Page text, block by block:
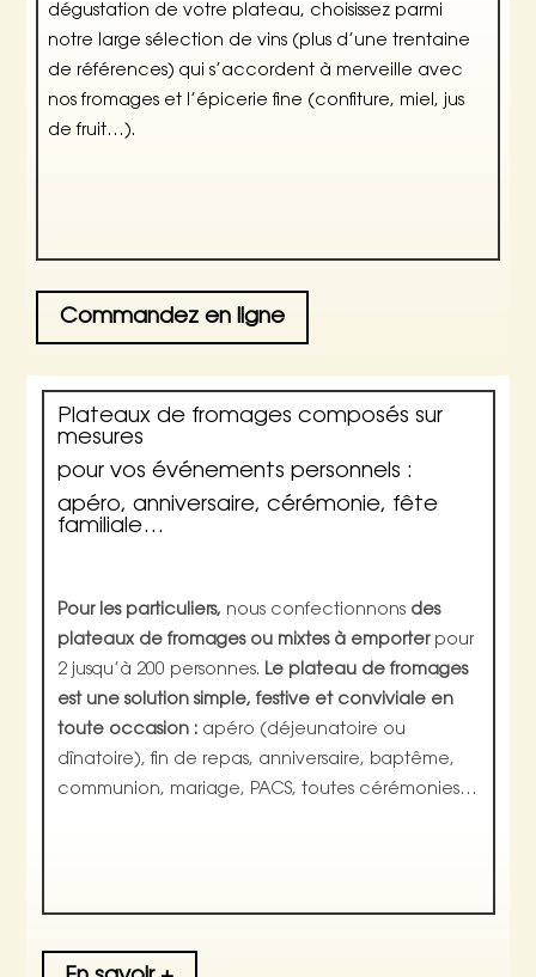
dégustation de votre plateau, choisissez parmi
notre large sélection de vins (plus d’une trentaine
de références) qui s’accordent à merveille avec
nos fromages et l’épicerie fine (confiture, miel, jus
de fruit…).
Commandez en ligne
Plateaux de fromages composés sur
mesures
pour vos événements personnels :
apéro, anniversaire, cérémonie, fête
familiale…
Pour les particuliers, nous confectionnons des
plateaux de fromages ou mixtes à emporterpour
2 jusqu’à 200 personnes. Le plateau de fromages
est une solution simple, festive et conviviale en
toute occasion :apéro (déjeunatoire ou
dînatoire), fin de repas, anniversaire, baptême,
communion, mariage, PACS, toutes cérémonies…